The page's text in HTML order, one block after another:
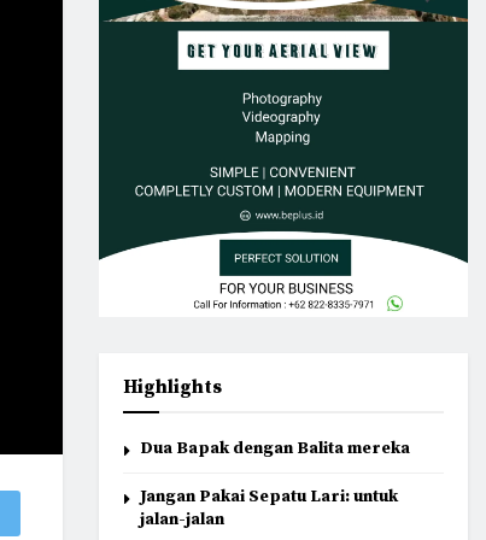
Highlights
Dua Bapak dengan Balita mereka
Jangan Pakai Sepatu Lari: untuk
jalan-jalan